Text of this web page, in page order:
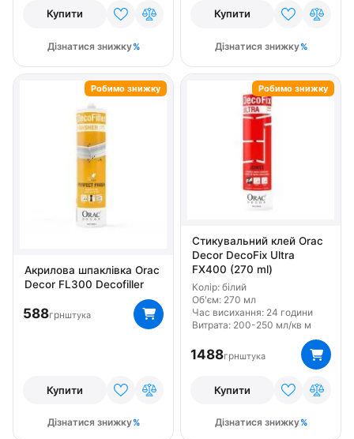
Купити
Дізнатися знижку
Купити
Дізнатися знижку
Акрилова шпаклівка Orac
Decor FL300 Decofiller
588грнштука
Купити
Дізнатися знижку
Робимо знижку
Стикувальний клей Orac
Decor DecoFix Ultra
FX400 (270 ml)
Колір: білий
Об'єм: 270 мл
Час висихання: 24 години
Витрата: 200-250 мл/кв м
1488грнштука
Купити
Дізнатися знижку
Робимо знижку